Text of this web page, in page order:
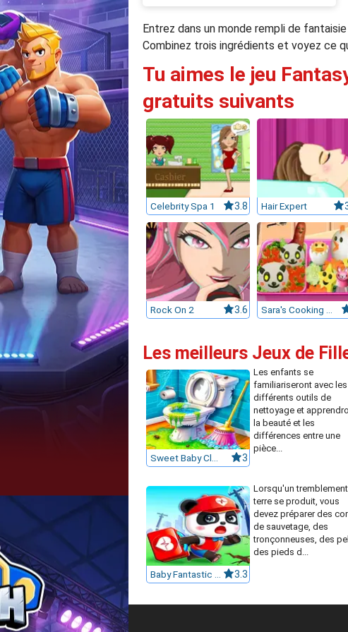
Entrez dans un monde rempli de
Combinez trois ingrédients et voyez ce
Tu aimes le jeu
gratuits suivants
Celebrity Spa 1 3.8 Hair Expert
Rock On 2 3.6 Sara's Cooking Class : Bento
Les meilleurs Jeux de
3
Les enfants se
familiariseront avec les
différents outils de
nettoyage et
la beauté et les
différences entre une
pièce...
3.3
Lorsqu'un
terre se produit, vous
devez préparer des
de sauvetage, des
tronçonneuses, des
des pieds d...